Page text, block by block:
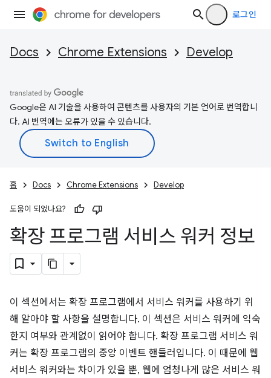
로그인
Docs Chrome Extensions Develop
Google은 AI 기술을 사용하여 콘텐츠를 사용자의 기본 언어로 번역합니
다. AI 번역에는 오류가 있을 수 있습니다.
홈 Docs Chrome Extensions Develop
도움이 되었나요?
확장 프로그램 서비스 워커 정보
이 섹션에서는 확장 프로그램에서 서비스 워커를 사용하기 위
해 알아야 할 사항을 설명합니다. 이 섹션은 서비스 워커에 익숙
한지 여부와 관계없이 읽어야 합니다. 확장 프로그램 서비스 워
커는 확장 프로그램의 중앙 이벤트 핸들러입니다. 이 때문에 웹
서비스 워커와는 차이가 있을 뿐, 웹에 엄청나게 많은 서비스 워